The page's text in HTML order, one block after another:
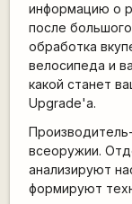
информацию о
после
обработка
велосипеда и
какой станет
Upgrade'а.
всеоружии.
анализируют
формируют